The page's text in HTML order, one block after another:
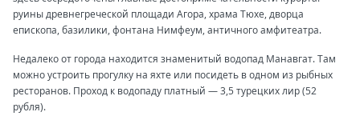
руины древнегреческой площади Агора, храма Тюхе, дворца
епископа, базилики, фонтана Нимфеум, античного амфитеатра.
Недалеко от города находится знаменитый водопад Манавгат. Там
можно устроить прогулку на яхте или посидеть в одном из рыбных
ресторанов. Проход к водопаду платный — 3,5 турецких лир (52
рубля).